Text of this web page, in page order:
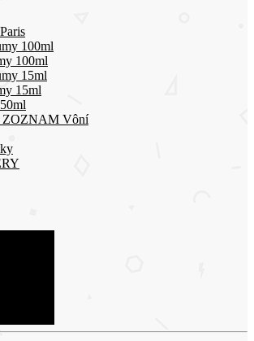
100ml
100ml
15ml
15ml
Vôní